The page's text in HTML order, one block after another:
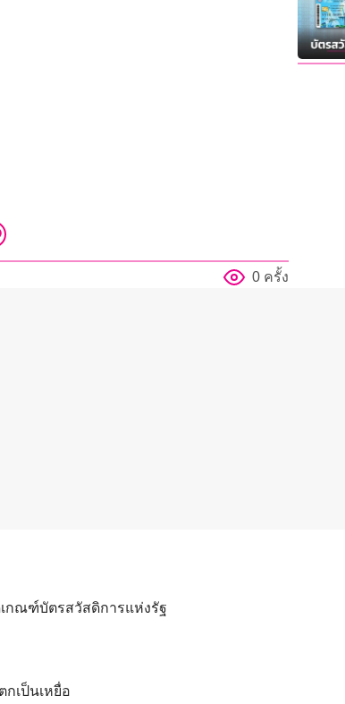
0 ครั้ง
กณฑ์บัตรสวัสดิการแห่งรัฐ
เป็นเหยื่อ